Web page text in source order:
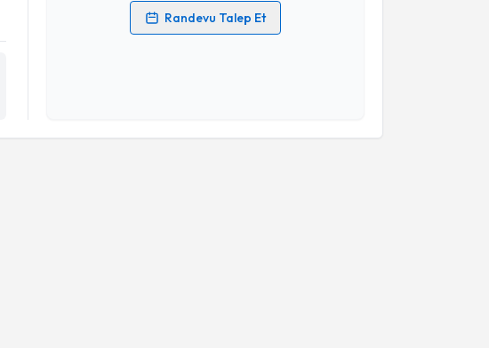
Randevu Talep Et
Kişisel verilerimin işlenmesine ilişkinAydınlatma Metni